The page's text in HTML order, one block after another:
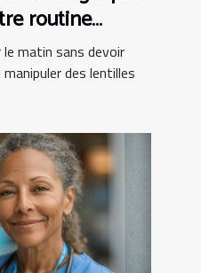
routine
matin sans devoir
des lentilles